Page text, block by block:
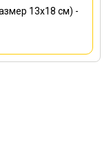
13х18 см) -